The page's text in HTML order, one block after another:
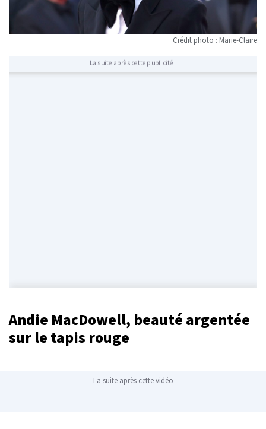
Crédit photo : Marie-Claire
La suite après cette publicité
Andie MacDowell, beauté argentée
sur le tapis rouge
La suite après cette vidéo